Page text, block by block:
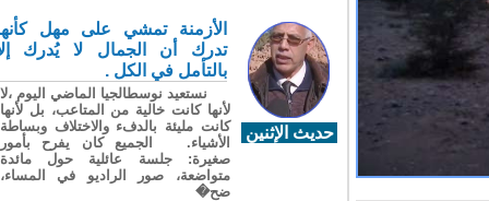
حديث الإثنين
الأزمنة تمشي على مهل كأنها
تدرك أن الجمال لا يُدرك إلا
بالتأمل في الكل .
نستعيد نوسطالجيا الماضي اليوم ،لا
لأنها كانت خالية من المتاعب، بل لأنها
كانت مليئة بالدفء والاختلاف وبساطة
الأشياء. الجميع كان يفرح بأمور
صغيرة: جلسة عائلية حول مائدة
متواضعة، صور الراديو في المساء،
ضح�